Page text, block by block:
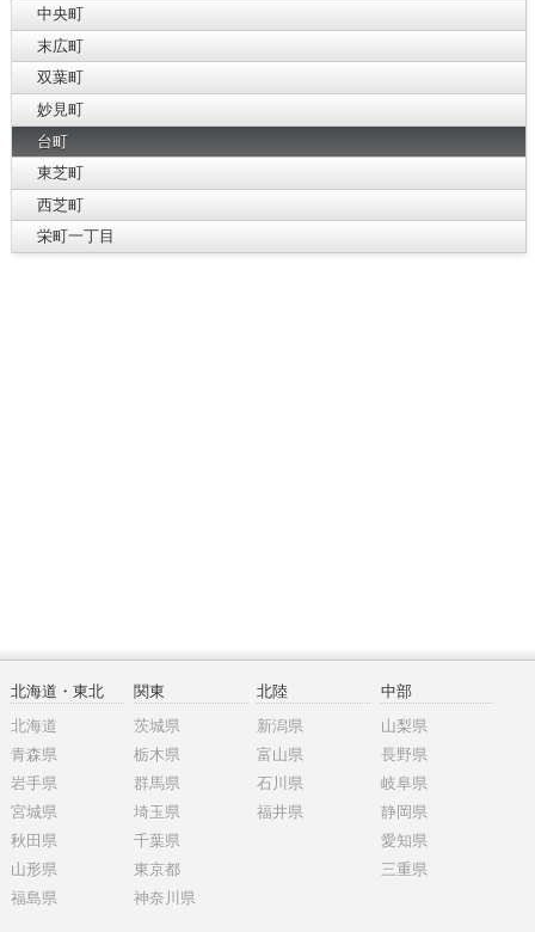
中央町
末広町
双葉町
妙見町
台町
東芝町
西芝町
栄町一丁目
北海道・東北
北海道
青森県
岩手県
宮城県
秋田県
山形県
福島県
関東
茨城県
栃木県
群馬県
埼玉県
千葉県
東京都
神奈川県
北陸
新潟県
富山県
石川県
福井県
中部
山梨県
長野県
岐阜県
静岡県
愛知県
三重県